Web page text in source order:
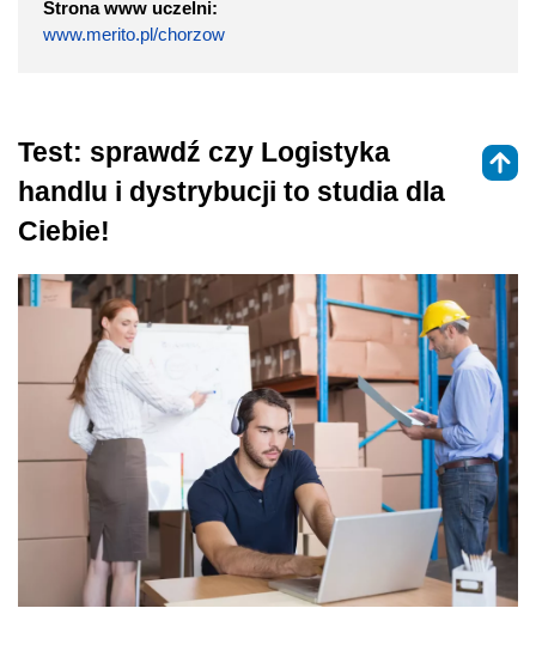
Strona www uczelni:
www.merito.pl/chorzow
Test: sprawdź czy Logistyka
handlu i dystrybucji to studia dla
Ciebie!